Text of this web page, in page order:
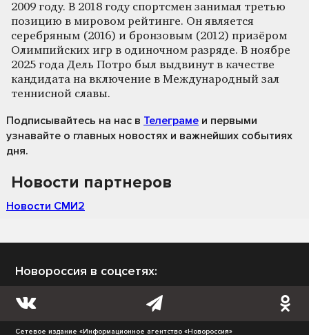
2009 году. В 2018 году спортсмен занимал третью
позицию в мировом рейтинге. Он является
серебряным (2016) и бронзовым (2012) призёром
Олимпийских игр в одиночном разряде. В ноябре
2025 года Дель Потро был выдвинут в качестве
кандидата на включение в Международный зал
теннисной славы.
Подписывайтесь на нас в Телеграме и первыми
узнавайте о главных новостях и важнейших событиях
дня.
Новости партнеров
Новости СМИ2
Новороссия в соцсетях:
Сетевое издание «Информационное агентство «Новороссия»